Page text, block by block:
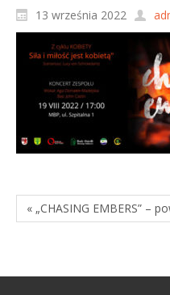
13 września 2022
« „CHASING EMBERS” –